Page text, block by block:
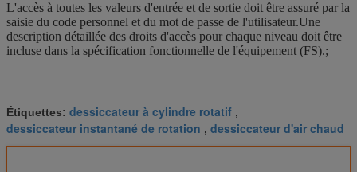
L'accès à toutes les valeurs d'entrée et de sortie doit être assuré par la
saisie du code personnel et du mot de passe de l'utilisateur.Une
description détaillée des droits d'accès pour chaque niveau doit être
incluse dans la spécification fonctionnelle de l'équipement (FS).;
Étiquettes: dessiccateur à cylindre rotatif ,
dessiccateur instantané de rotation , dessiccateur d'air chaud